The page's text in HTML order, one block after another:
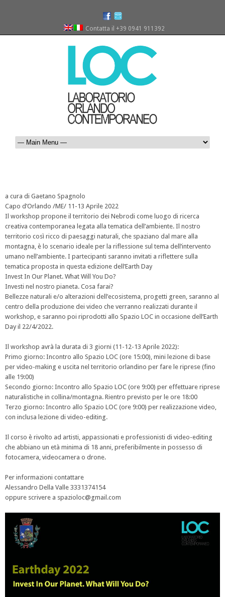
Contatta il +39 0941 911392
a cura di Gaetano Spagnolo
Capo d’Orlando /ME/ 11-13 Aprile 2022
Il workshop propone il territorio dei Nebrodi come luogo di ricerca
creativa contemporanea legata alla tematica dell’ambiente. Il nostro
territorio così ricco di paesaggi naturali, che spaziano dal mare alla
montagna, è lo scenario ideale per la riflessione sul tema dell’intervento
umano nell’ambiente. I partecipanti saranno invitati a riflettere sulla
tematica proposta in questa edizione dell’Earth Day
Invest In Our Planet. What Will You Do?
Investi nel nostro pianeta. Cosa farai?
Bellezze naturali e/o alterazioni dell’ecosistema, progetti green, saranno al
centro della produzione dei video che verranno realizzati durante il
workshop, e saranno poi riprodotti allo Spazio LOC in occasione dell’Earth
Day il 22/4/2022.
Il workshop avrà la durata di 3 giorni (11-12-13 Aprile 2022):
Primo giorno: Incontro allo Spazio LOC (ore 15:00), mini lezione di base
per video-making e uscita nel territorio orlandino per fare le riprese (fino
alle 19:00)
Secondo giorno: Incontro allo Spazio LOC (ore 9:00) per effettuare riprese
naturalistiche in collina/montagna. Rientro previsto per le ore 18:00
Terzo giorno: Incontro allo Spazio LOC (ore 9:00) per realizzazione video,
con inclusa lezione di video-editing.
Il corso è rivolto ad artisti, appassionati e professionisti di video-editing
che abbiano un età minima di 18 anni, preferibilmente in possesso di
fotocamera, videocamera o drone.
Per informazioni contattare
Alessandro Della Valle 3331374154
oppure scrivere a spazioloc@gmail.com